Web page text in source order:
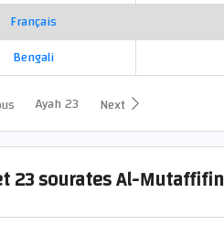
Français
Bengali
Ayah 23 Next
23 sourates Al-Mutaffifin